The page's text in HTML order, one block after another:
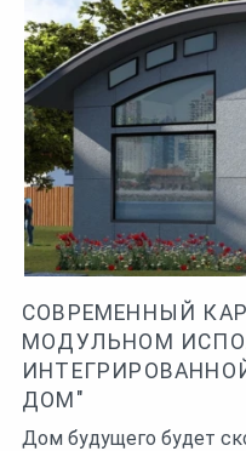
СОВРЕМЕННЫЙ
МОДУЛЬНОМ
ДОМ"
Дом будущего будет